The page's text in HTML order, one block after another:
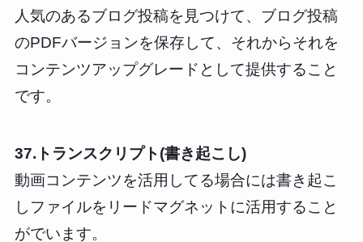
人気のあるブログ投稿を見つけて、ブログ投稿
のPDFバージョンを保存して、それからそれを
コンテンツアップグレードとして提供すること
です。
37.トランスクリプト(書き起こし)
動画コンテンツを活用してる場合には書き起こ
しファイルをリードマグネットに活用すること
がでいます。